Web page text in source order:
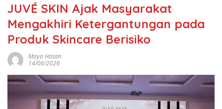
JUVÉ SKIN Ajak Masyarakat
Mengakhiri Ketergantungan pada
Produk Skincare Berisiko
Maya Hasan
14/06/2026